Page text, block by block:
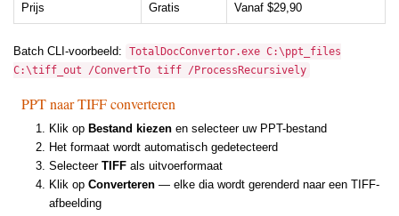
Prijs Gratis Vanaf $29,90
Batch CLI-voorbeeld:
TotalDocConvertor.exe C:\ppt_files
C:\tiff_out /ConvertTo tiff /ProcessRecursively
PPT naar TIFF converteren
Klik op Bestand kiezen en selecteer uw PPT-bestand
Het formaat wordt automatisch gedetecteerd
Selecteer TIFF als uitvoerformaat
Klik op Converteren — elke dia wordt gerenderd naar een TIFF-
afbeelding